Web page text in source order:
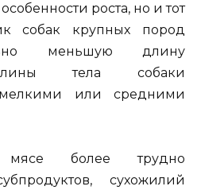
роста, но и тот
собак крупных пород
меньшую длину
тела собаки
или средними
более трудно
сухожилий